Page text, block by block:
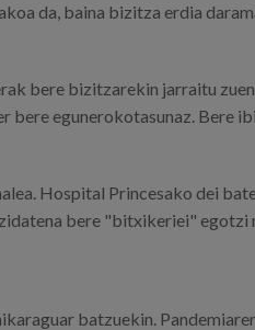
da, baina bizitza erdia
bere bizitzarekin jarraitu
bere egunerokotasunaz. Bere
Hospital Princesako dei
bere "bitxikeriei" egotzi
batzuekin.